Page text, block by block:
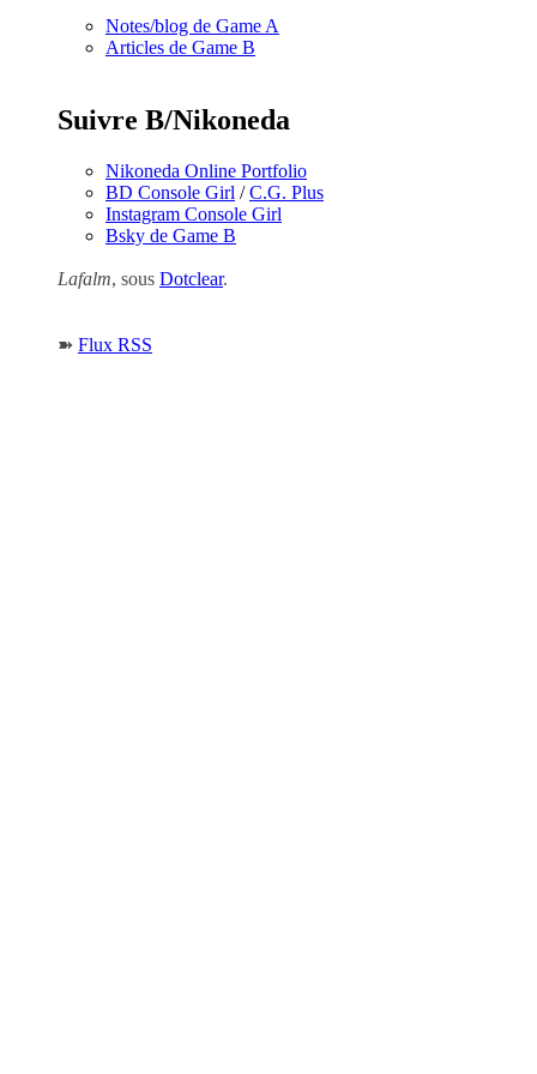
Notes/blog de Game A
Articles de Game B
Suivre B/Nikoneda
Nikoneda Online Portfolio
BD Console Girl /C.G. Plus
Instagram Console Girl
Bsky de Game B
Lafalm, sous Dotclear.
➽ Flux RSS